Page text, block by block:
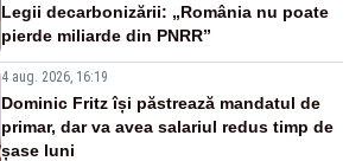
Legii decarbonizării: „România nu poate
pierde miliarde din PNRR”
4 aug. 2026, 16:19
Dominic Fritz își păstrează mandatul de
primar, dar va avea salariul redus timp de
șase luni